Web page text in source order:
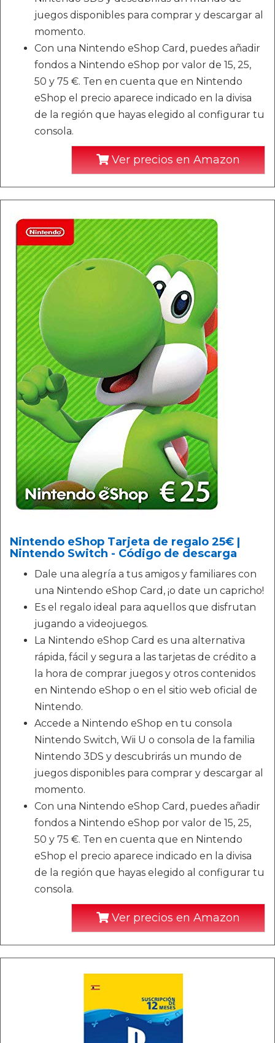
juegos disponibles para comprar y descargar al
momento.
Con una Nintendo eShop Card, puedes añadir
fondos a Nintendo eShop por valor de 15, 25,
50 y 75 €. Ten en cuenta que en Nintendo
eShop el precio aparece indicado en la divisa
de la región que hayas elegido al configurar tu
consola.
Ver precios en Amazon
Nintendo eShop Tarjeta de regalo 25€ |
Nintendo Switch - Código de descarga
Dale una alegría a tus amigos y familiares con
una Nintendo eShop Card, ¡o date un capricho!
Es el regalo ideal para aquellos que disfrutan
jugando a videojuegos.
La Nintendo eShop Card es una alternativa
rápida, fácil y segura a las tarjetas de crédito a
la hora de comprar juegos y otros contenidos
en Nintendo eShop o en el sitio web oficial de
Nintendo.
Accede a Nintendo eShop en tu consola
Nintendo Switch, Wii U o consola de la familia
Nintendo 3DS y descubrirás un mundo de
juegos disponibles para comprar y descargar al
momento.
Con una Nintendo eShop Card, puedes añadir
fondos a Nintendo eShop por valor de 15, 25,
50 y 75 €. Ten en cuenta que en Nintendo
eShop el precio aparece indicado en la divisa
de la región que hayas elegido al configurar tu
consola.
Ver precios en Amazon